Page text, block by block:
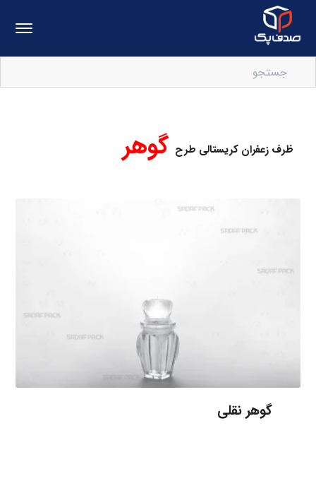
ظرف زعفران کریستالی طرح گوهر
گوهر نقلی